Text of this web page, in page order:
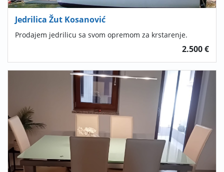
Jedrilica Žut Kosanović
Prodajem jedrilicu sa svom opremom za krstarenje.
2.500 €